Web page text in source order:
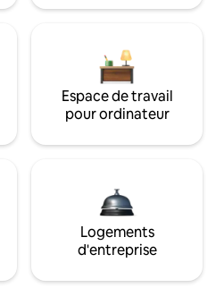
Espace de travail
pour ordinateur
Logements
d'entreprise